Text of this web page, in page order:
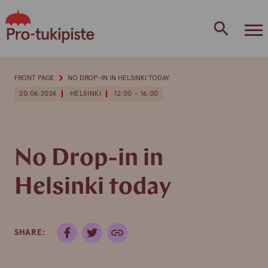
to
content
20.06.2024 HELSINKI 12:00 - 16:00
No Drop-in in
Helsinki today
SHARE:
FRONT PAGE NO DROP-IN IN HELSINKI TODAY